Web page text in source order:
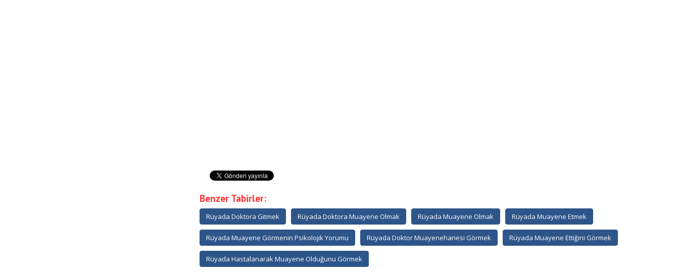
Benzer Tabirler:
Rüyada Doktora Gitmek Rüyada Doktora Muayene Olmak Rüyada Muayene Olmak Rüyada Muayene Etmek
Rüyada Muayene Görmenin Psikolojik Yorumu Rüyada Doktor Muayenehanesi Görmek Rüyada Muayene Ettiğini Görmek
Rüyada Hastalanarak Muayene Olduğunu Görmek